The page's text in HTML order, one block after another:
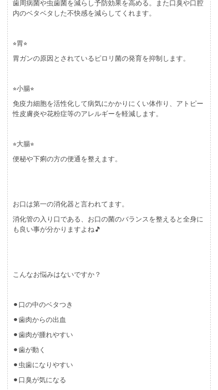
歯周病菌や虫歯菌を減らし予防効果を高める。また口臭や口腔
内のベタベタした不快感を減らしてくれます。
⭐︎胃⭐︎
胃ガンの原因とされているピロリ菌の発育を抑制します。
⭐︎小腸⭐︎
免疫力細胞を活性化して病気にかかりにくい体作り、アトピー
性皮膚炎や花粉症等のアレルギーを軽減します。
⭐︎大腸⭐︎
便秘や下痢の方の便通を整えます。
お口は第一の消化器と言われてます。
消化管の入り口である、お口の菌のバランスを整えると全身に
も良い事が分かりますよね🎵
こんなお悩みはないですか？
⚫︎口の中のベタつき
⚫︎歯肉からの出血
⚫︎歯肉が腫れやすい
⚫︎歯が動く
⚫︎虫歯になりやすい
⚫︎口臭が気になる